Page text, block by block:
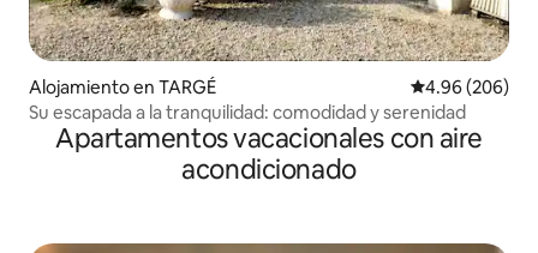
Alojamiento en TARGÉ Calificación
4.96 (206)
Su escapada a la tranquilidad: comodidad y serenidad
Apartamentos vacacionales con aire
acondicionado